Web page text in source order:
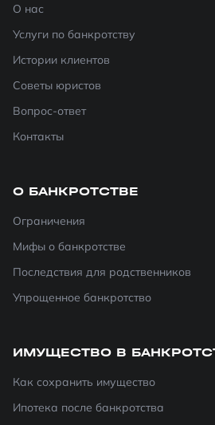
О нас
Услуги по банкротству
Истории клиентов
Советы юристов
Вопрос-ответ
Контакты
О БАНКРОТСТВЕ
Ограничения
Мифы о банкротстве
Последствия для родственников
Упрощенное банкротство
ИМУЩЕСТВО В
Как сохранить имущество
Ипотека после банкротства